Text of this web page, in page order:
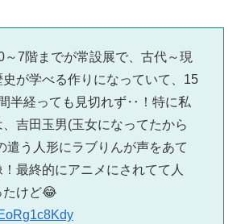
～7階までが常設展で、古代～現
が学べる作りになっていて、15
半経っても見切れず‥！特に私
吉田玉男(玉女になってたから
遣う人形にラブりんが声をあて
最終的にアニメにされてて人
けど😂